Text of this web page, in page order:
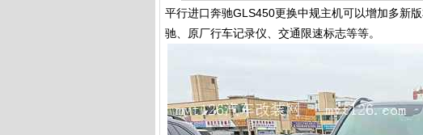
平行进口奔驰GLS450更换中规主机可以增加多新
驰、原厂行车记录仪、交通限速标志等等。